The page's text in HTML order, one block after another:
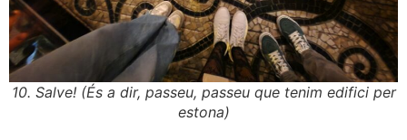
10. Salve! (És a dir, passeu, passeu que tenim edifici per
estona)